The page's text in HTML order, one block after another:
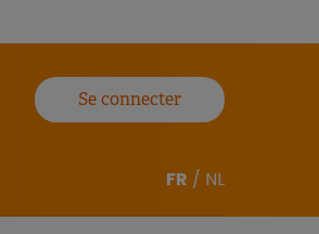
Se connecter
FR / NL